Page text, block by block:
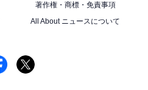
著作権・商標・免責事項
All About ニュースについて